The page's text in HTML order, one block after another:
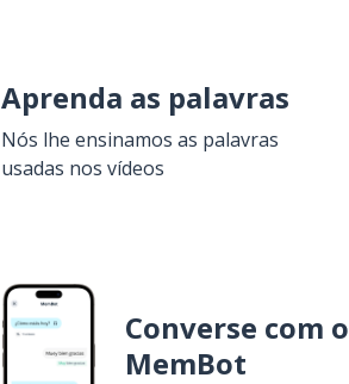
Aprenda as palavras
Nós lhe ensinamos as palavras
usadas nos vídeos
Converse com o
MemBot